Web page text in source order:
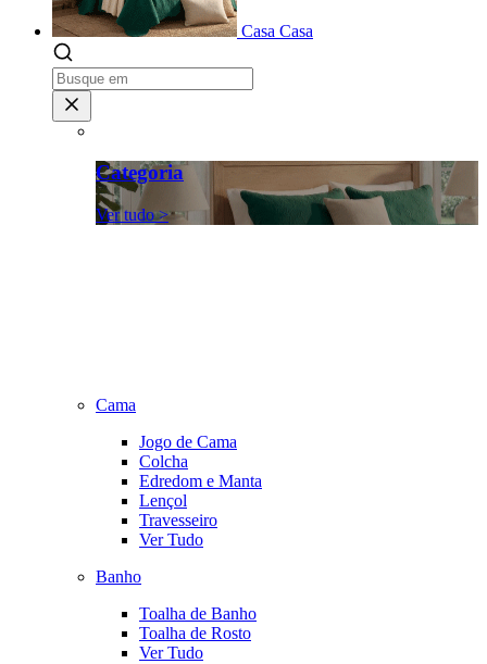
Casa Casa
Categoria
Ver tudo >
Cama
Jogo de Cama
Colcha
Edredom e Manta
Lençol
Travesseiro
Ver Tudo
Banho
Toalha de Banho
Toalha de Rosto
Ver Tudo